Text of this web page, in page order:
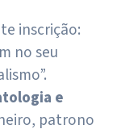
inscrição:
no seu
e
patrono